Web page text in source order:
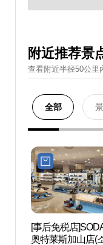
附近推荐景
查看附近半径50公里
全部
[事后免税店
奥特莱斯加山店(